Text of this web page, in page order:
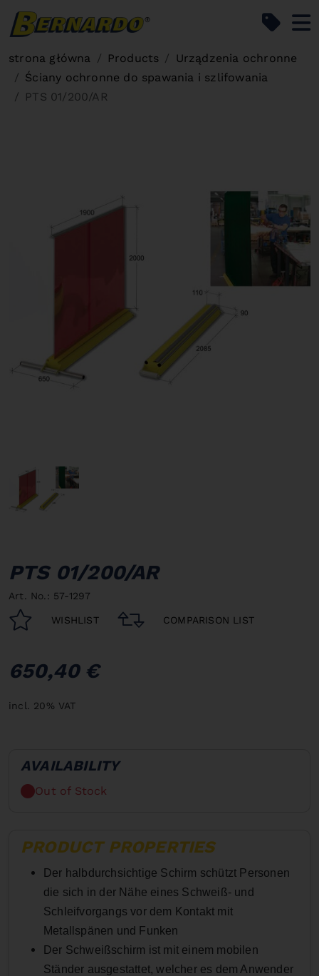
strona główna Products
Urządzenia ochronne
Ściany ochronne do spawania i szlifowania
PTS 01/200/AR
PTS 01/200/AR
Art. No.: 57-1297
WISHLIST COMPARISON LIST
650,40 €
incl. 20% VAT
AVAILABILITY
Out of Stock
PRODUCT PROPERTIES
Der halbdurchsichtige Schirm schützt Personen
die sich in der Nähe eines Schweiß- und
Schleifvorgangs vor dem Kontakt mit
Metallspänen und Funken
Der Schweißschirm ist mit einem mobilen
Ständer ausgestattet, welcher es dem Anwender